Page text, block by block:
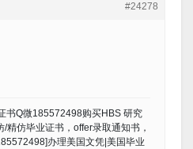
#24278
书Q微185572498购买HBS 研究
精仿毕业证书，offer录取通知书，
办理美国文凭|美国毕业